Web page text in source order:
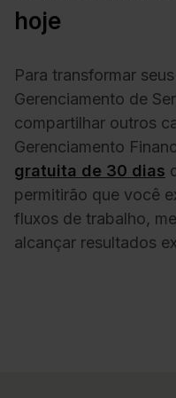
hoje
Para transformar
Gerenciamento de
compartilhar outros
Gerenciamento
gratuita de 30 dias
permitirão que você
fluxos de trabalho,
alcançar resultados